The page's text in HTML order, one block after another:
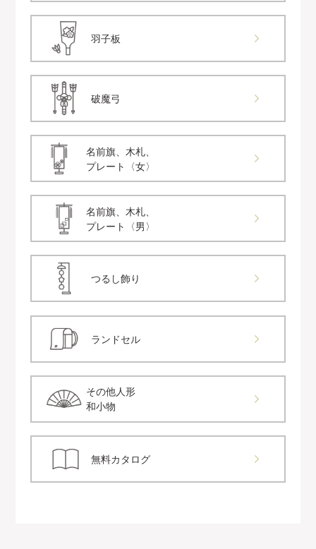
羽子板
破魔弓
名前旗、木札、
プレート〈女〉
名前旗、木札、
プレート〈男〉
つるし飾り
ランドセル
その他人形
和小物
無料カタログ